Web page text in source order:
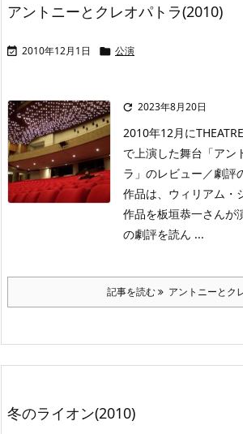
アントニーとクレオパトラ(2010)
 2010年12月1日  公演
 2023年8月20日
2010年12月に
で上演した舞台「アン
ラ」のレビュー／劇評
作品は、ウィリアム・
作品を板垣恭一さんが
の劇評を読ん ...
記事を読む アントニーとク
冬のライオン(2010)